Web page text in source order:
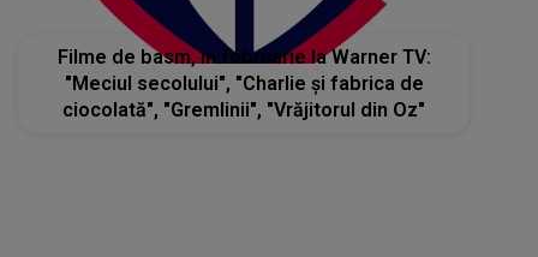
Filme de basm, în februarie la Warner TV:
"Meciul secolului", "Charlie şi fabrica de
ciocolată", "Gremlinii", "Vrăjitorul din Oz"